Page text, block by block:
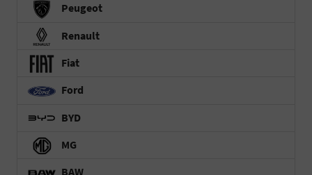
Peugeot
Renault
Fiat
Ford
BYD
MG
BAW